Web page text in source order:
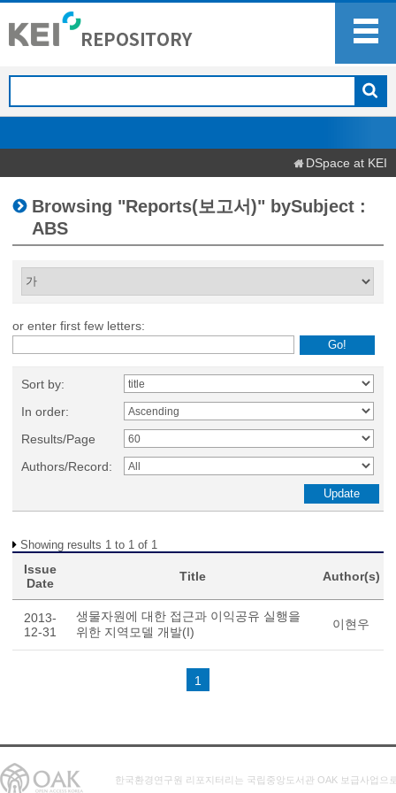
DSpace at KEI
Browsing "Reports(보고서)" bySubject :
ABS
or enter first few letters:
Sort by:
In order:
Results/Page
Authors/Record:
Showing results 1 to 1 of 1
Issue
Date
Title Author(s)
2013-
12-31
생물자원에 대한 접근과 이익공유 실행을
위한 지역모델 개발(I)
이현우
1
한국환경연구원 리포지터리는 국립중앙도서관 OAK 보급사업